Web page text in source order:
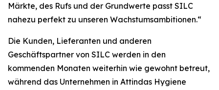
Märkte, des Rufs und der Grundwerte passt SILC
nahezu perfekt zu unseren Wachstumsambitionen.“
Die Kunden, Lieferanten und anderen
Geschäftspartner von SILC werden in den
kommenden Monaten weiterhin wie gewohnt betreut,
während das Unternehmen in Attindas Hygiene